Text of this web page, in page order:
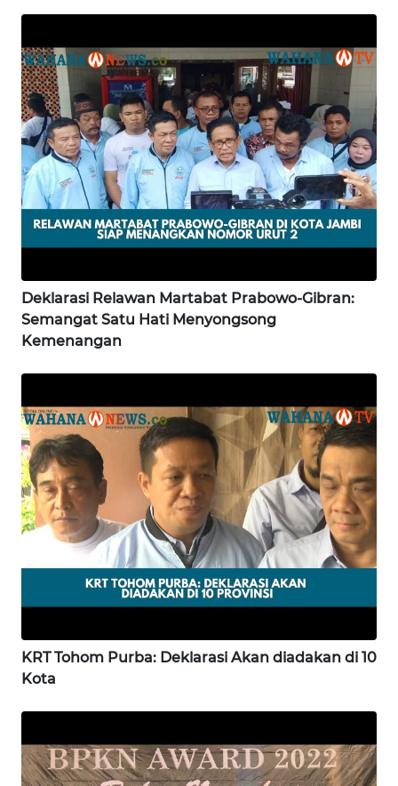
Deklarasi Relawan Martabat Prabowo-Gibran:
Semangat Satu Hati Menyongsong
Kemenangan
KRT Tohom Purba: Deklarasi Akan diadakan di 10
Kota
GORONTALO
WN
SULUT
WN
MALUKU
WN
MALUT
WN
DANAU
WN
NIAS
WN
LANGKAT
WN
TAPANULI
SELATAN
WN
TANJUNG
WN
KARO